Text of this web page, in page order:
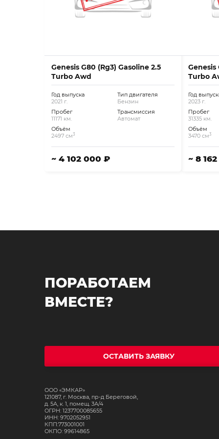
Genesis G80 (Rg3) Gasoline 2.5
Turbo Awd
Год выпуска
2021 г.
Пробег
11171 км.
Объём
2497 см3
Тип двигателя
Бензин
Трансмиссия
Автомат
~ 4 102 000 ₽
Genesis
Turbo
Год
2023 г.
Пробег
31335 км.
Объём
3470 см3
~ 8
ПОРАБОТАЕМ
ВМЕСТЕ?
ОСТАВИТЬ ЗАЯВКУ
ООО «ЭМКАР»
121087, г. Москва, пр-д Береговой,
д. 5А, к. 1, помещ. 3А/4
ОГРН: 1237700085655
ИНН: 9702052951
КПП:773001001
ОКПО: 99614865